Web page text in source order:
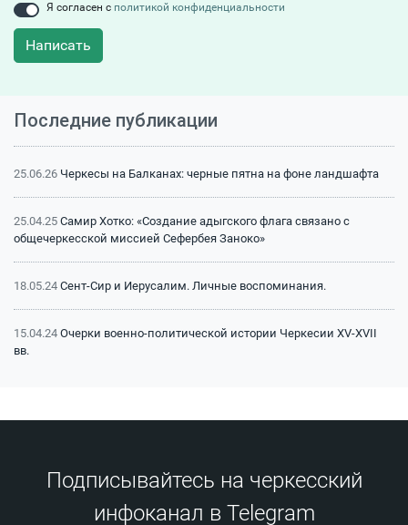
Я согласен с политикой конфиденциальности
Написать
Последние публикации
25.06.26 Черкесы на Балканах: черные пятна на фоне ландшафта
25.04.25 Самир Хотко: «Создание адыгского флага связано с
общечеркесской миссией Сефербея Заноко»
18.05.24 Сент-Сир и Иерусалим. Личные воспоминания.
15.04.24 Очерки военно-политической истории Черкесии XV-XVII
вв.
Сражение на реке Афипс (1570 г.): исторический контекст
Подписывайтесь на черкесский
инфоканал в Telegram